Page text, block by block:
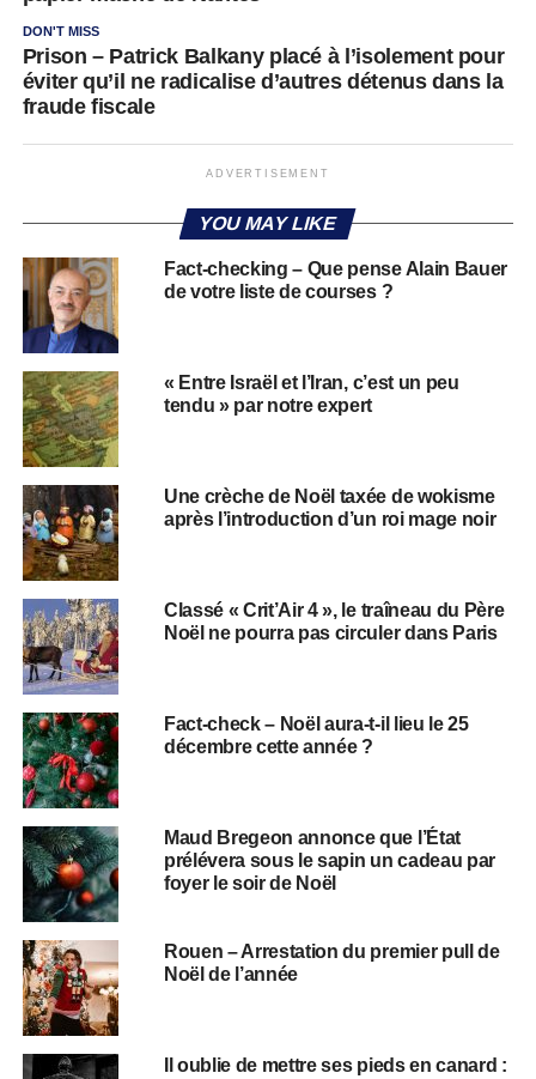
DON'T MISS
Prison – Patrick Balkany placé à l’isolement pour
éviter qu’il ne radicalise d’autres détenus dans la
fraude fiscale
ADVERTISEMENT
YOU MAY LIKE
Fact-checking – Que pense Alain Bauer
de votre liste de courses ?
« Entre Israël et l’Iran, c’est un peu
tendu » par notre expert
Une crèche de Noël taxée de wokisme
après l’introduction d’un roi mage noir
Classé « Crit’Air 4 », le traîneau du Père
Noël ne pourra pas circuler dans Paris
Fact-check – Noël aura-t-il lieu le 25
décembre cette année ?
Maud Bregeon annonce que l’État
prélévera sous le sapin un cadeau par
foyer le soir de Noël
Rouen – Arrestation du premier pull de
Noël de l’année
Il oublie de mettre ses pieds en canard :